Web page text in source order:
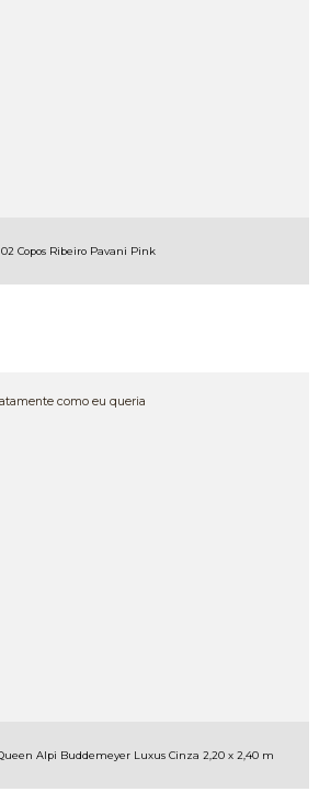
Copos Ribeiro Pavani Pink
como eu queria
Alpi Buddemeyer Luxus Cinza 2,20 x 2,40 m